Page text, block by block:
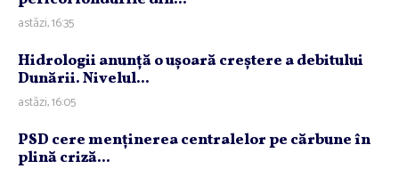
astăzi, 16:35
Hidrologii anunţă o uşoară creştere a debitului
Dunării. Nivelul...
astăzi, 16:05
PSD cere menţinerea centralelor pe cărbune în
plină criză...